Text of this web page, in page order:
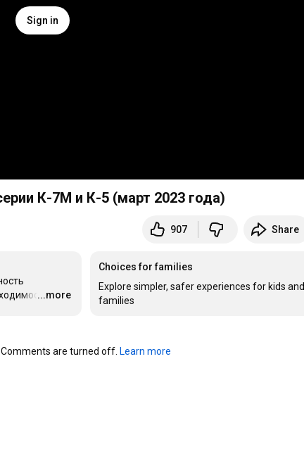
Sign in
К-7М и К-5 (март 2023 года)
907 Share
…
...more
Choices for families
Explore simpler, safer experiences for kids and
families
Comments are turned off. Learn more